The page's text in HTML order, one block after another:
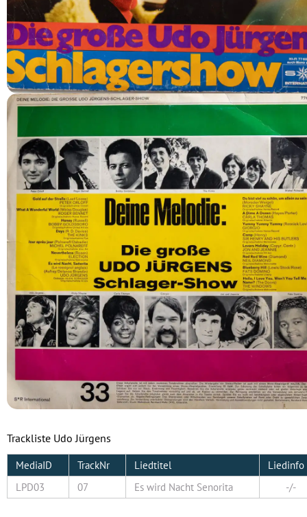
Trackliste Udo Jürgens
LPD03 07 Es wird Nacht Senorita -/-
MediaID TrackNr Liedtitel Liedinfo